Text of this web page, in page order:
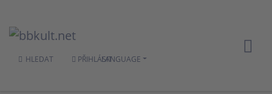
HLEDAT PŘIHLÁSITLANGUAGE